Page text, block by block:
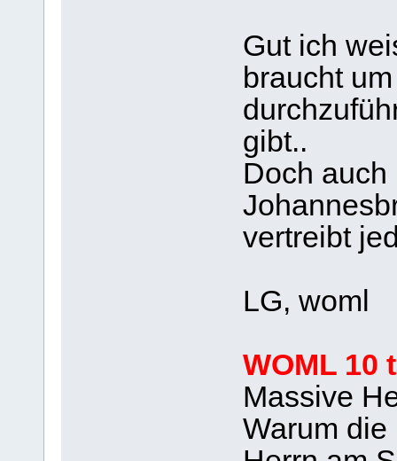
Gut ich
braucht
gibt..
Doch auch
vertreibt
LG, woml
WOML 10
Massive
Warum die